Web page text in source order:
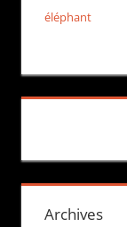
éléphant
Archives